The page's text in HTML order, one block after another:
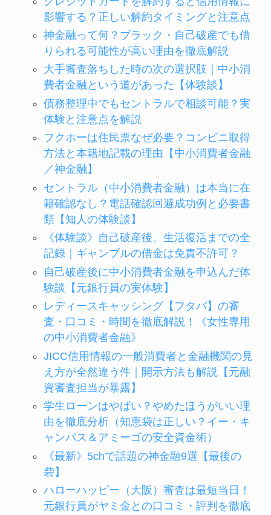
影響する？正しい解約タイミングと注意点
神金融って何？ブラック・自己破産でも借
りられる可能性が高い理由を徹底解説
大手審査落ちした時の次の選択肢｜中小消
費者金融という道があった【体験談】
債務整理中でもセントラルで相談可能？実
体験と注意点を解説
フクホーは住民票なぜ必要？コンビニ取得
方法と本籍地記載の理由【中小消費者金融
／神金融】
セントラル（中小消費者金融）は本当に在
籍確認なし？電話確認回避成功例と必要書
類【知人の体験談】
《体験談》自己破産後、生活復活までの全
記録｜ギャンブルの借金は免責不許可？
自己破産後に中小消費者金融を申込んだ体
験談【元銀行員の実体験】
レディースキャッシング【フタバ】の審
査・口コミ・時間を徹底解説！《女性専用
の中小消費者金融》
JICC信用情報の一般消費者と金融機関の見
え方が全然違う件｜開示方法も解説【元融
資審査担当が暴露】
学生ローンはやばい？やめたほうがいい理
由を徹底分析（知恵袋は正しい？イー・キ
ャンパス＆アミーゴの安全資金術）
《最新》5chで話題の神金融9選【最後の
砦】
ハローハッピー（大阪）審査は最短当日！
元銀行員がヤミ金との口コミ・評判を徹底